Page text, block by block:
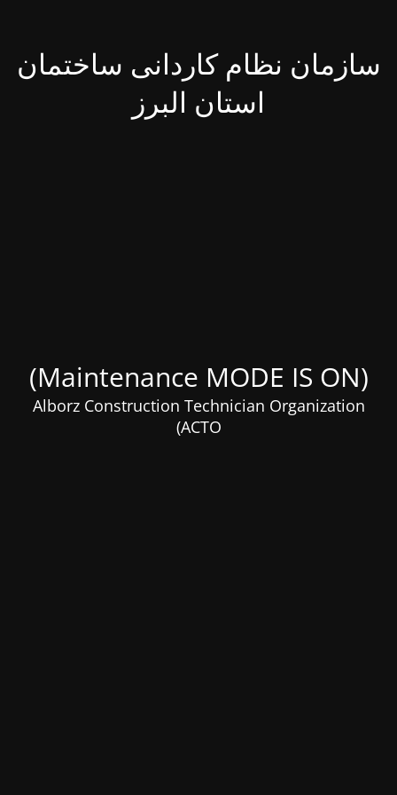
سازمان نظام کاردانی ساختمان
استان البرز
(Maintenance MODE IS ON)
Alborz Construction Technician Organization
(ACTO